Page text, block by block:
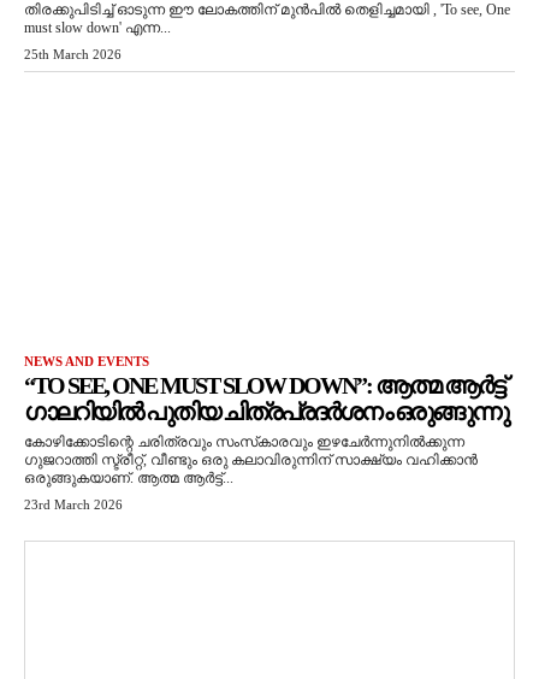
തിരക്കുപിടിച്ച് ഓടുന്ന ഈ ലോകത്തിന് മുൻപിൽ തെളിച്ചമായി , 'To see, One
must slow down' എന്ന...
25th March 2026
NEWS AND EVENTS
“TO SEE, ONE MUST SLOW DOWN”: ആത്മ ആർട്ട്
ഗാലറിയിൽ പുതിയ ചിത്രപ്രദർശനം ഒരുങ്ങുന്നു
കോഴിക്കോടിന്റെ ചരിത്രവും സംസ്‌കാരവും ഇഴചേർന്നുനിൽക്കുന്ന
ഗുജറാത്തി സ്ട്രീറ്റ്, വീണ്ടും ഒരു കലാവിരുന്നിന് സാക്ഷ്യം വഹിക്കാൻ
ഒരുങ്ങുകയാണ്. ആത്മ ആർട്ട്...
23rd March 2026